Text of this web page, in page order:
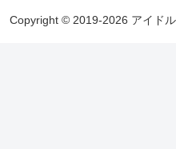
Copyright © 2019-2026 アイド